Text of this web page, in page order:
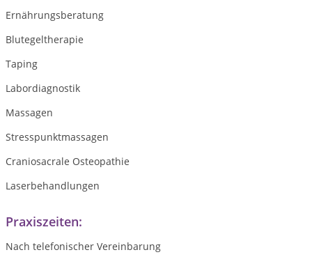
Ernährungsberatung
Blutegeltherapie
Taping
Labordiagnostik
Massagen
Stresspunktmassagen
Craniosacrale Osteopathie
Laserbehandlungen
Praxiszeiten:
Nach telefonischer Vereinbarung